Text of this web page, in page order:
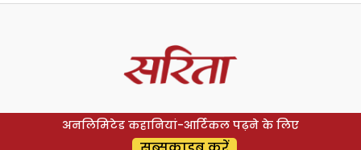
अनलिमिटेड कहानियां-आर्टिकल पढ़ने के लिए